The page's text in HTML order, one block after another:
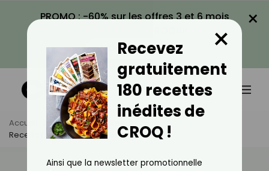
PROMO : -60% sur les offres 3 et 6 mois
VOIR LA PROMO
×
Accueil Actus
Recettes
Recette Du Panettone Léger À La Pistache
Recevez
gratuitement
180 recettes
inédites de
CROQ !
×
Ainsi que la newsletter promotionnelle